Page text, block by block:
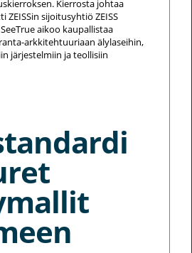
Kierrosta johtaa
sijoitusyhtiö ZEISS
aikoo kaupallistaa
arkkitehtuuriaan älylaseihin,
järjestelmiin ja teollisiin